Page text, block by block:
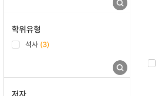
학위유형
석사 (3)